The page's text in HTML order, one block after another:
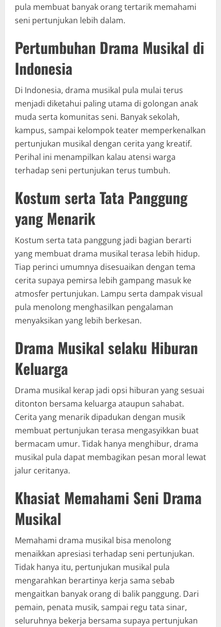
pula membuat banyak orang tertarik memahami
seni pertunjukan lebih dalam.
Pertumbuhan Drama Musikal di
Indonesia
Di Indonesia, drama musikal pula mulai terus
menjadi diketahui paling utama di golongan anak
muda serta komunitas seni. Banyak sekolah,
kampus, sampai kelompok teater memperkenalkan
pertunjukan musikal dengan cerita yang kreatif.
Perihal ini menampilkan kalau atensi warga
terhadap seni pertunjukan terus tumbuh.
Kostum serta Tata Panggung
yang Menarik
Kostum serta tata panggung jadi bagian berarti
yang membuat drama musikal terasa lebih hidup.
Tiap perinci umumnya disesuaikan dengan tema
cerita supaya pemirsa lebih gampang masuk ke
atmosfer pertunjukan. Lampu serta dampak visual
pula menolong menghasilkan pengalaman
menyaksikan yang lebih berkesan.
Drama Musikal selaku Hiburan
Keluarga
Drama musikal kerap jadi opsi hiburan yang sesuai
ditonton bersama keluarga ataupun sahabat.
Cerita yang menarik dipadukan dengan musik
membuat pertunjukan terasa mengasyikkan buat
bermacam umur. Tidak hanya menghibur, drama
musikal pula dapat membagikan pesan moral lewat
jalur ceritanya.
Khasiat Memahami Seni Drama
Musikal
Memahami drama musikal bisa menolong
menaikkan apresiasi terhadap seni pertunjukan.
Tidak hanya itu, pertunjukan musikal pula
mengarahkan berartinya kerja sama sebab
mengaitkan banyak orang di balik panggung. Dari
pemain, penata musik, sampai regu tata sinar,
seluruhnya bekerja bersama supaya pertunjukan